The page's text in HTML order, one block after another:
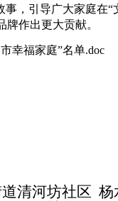
事，引导广大家庭在
作出更大贡献。
福家庭”名单.doc
清河坊社区 杨